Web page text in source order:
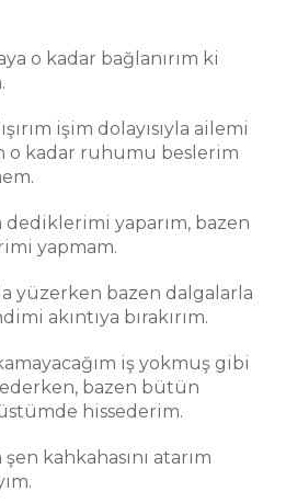
o kadar bağlanırım ki
işim dolayısıyla ailemi
o kadar ruhumu beslerim
dediklerimi yaparım, bazen
yapmam.
yüzerken bazen dalgalarla
akıntıya bırakırım.
iş yokmuş gibi
bazen bütün
hissederim.
kahkahasını atarım